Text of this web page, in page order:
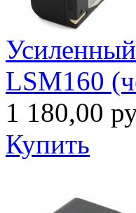
LSM160
1 180,00
Купить